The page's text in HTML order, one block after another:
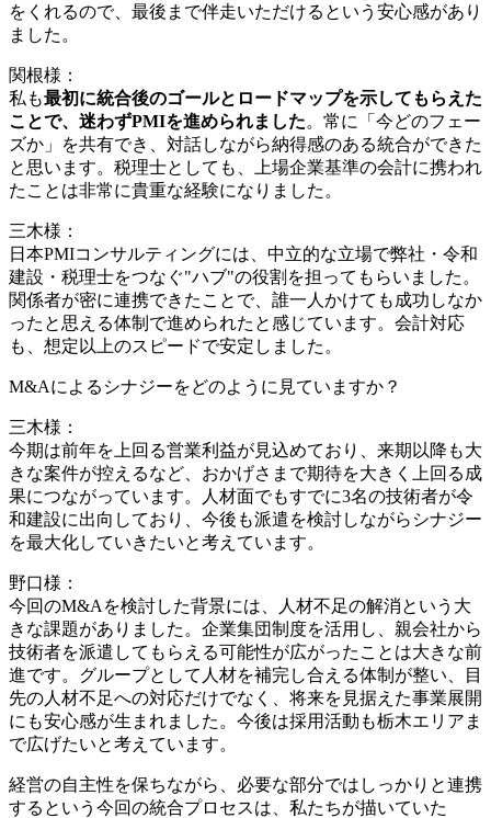
をくれるので、最後まで伴走いただけるという安心感があり
ました。
関根様：
私も最初に統合後のゴールとロードマップを示してもらえた
ことで、迷わずPMIを進められました。常に「今どのフェー
ズか」を共有でき、対話しながら納得感のある統合ができた
と思います。税理士としても、上場企業基準の会計に携われ
たことは非常に貴重な経験になりました。
三木様：
日本PMIコンサルティングには、中立的な立場で弊社・令和
建設・税理士をつなぐ"ハブ"の役割を担ってもらいました。
関係者が密に連携できたことで、誰一人かけても成功しなか
ったと思える体制で進められたと感じています。会計対応
も、想定以上のスピードで安定しました。
M&Aによるシナジーをどのように見ていますか？
三木様：
今期は前年を上回る営業利益が見込めており、来期以降も大
きな案件が控えるなど、おかげさまで期待を大きく上回る成
果につながっています。人材面でもすでに3名の技術者が令
和建設に出向しており、今後も派遣を検討しながらシナジー
を最大化していきたいと考えています。
野口様：
今回のM&Aを検討した背景には、人材不足の解消という大
きな課題がありました。企業集団制度を活用し、親会社から
技術者を派遣してもらえる可能性が広がったことは大きな前
進です。グループとして人材を補完し合える体制が整い、目
先の人材不足への対応だけでなく、将来を見据えた事業展開
にも安心感が生まれました。今後は採用活動も栃木エリアま
で広げたいと考えています。
経営の自主性を保ちながら、必要な部分ではしっかりと連携
するという今回の統合プロセスは、私たちが描いていた